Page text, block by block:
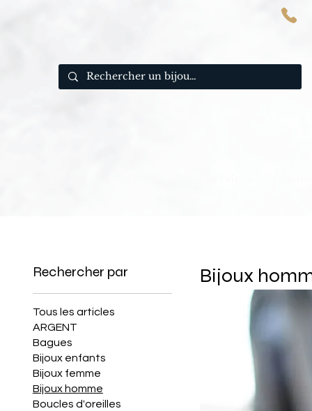
Rechercher par
Tous les articles
ARGENT
Bagues
Bijoux enfants
Bijoux femme
Bijoux homme
Boucles d'oreilles
Bijoux